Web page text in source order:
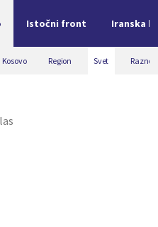
Istočni front Iranska
Kosovo Region Svet Razno